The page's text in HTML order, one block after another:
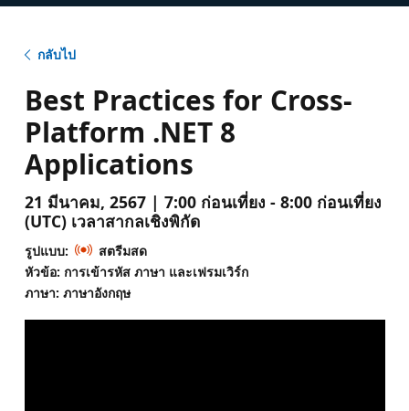
กลับไป
Best Practices for Cross-
Platform .NET 8
Applications
21 มีนาคม, 2567 | 7:00 ก่อนเที่ยง - 8:00 ก่อนเที่ยง
(UTC) เวลาสากลเชิงพิกัด
รูปแบบ:
สตรีมสด
หัวข้อ: การเข้ารหัส ภาษา และเฟรมเวิร์ก
ภาษา: ภาษาอังกฤษ